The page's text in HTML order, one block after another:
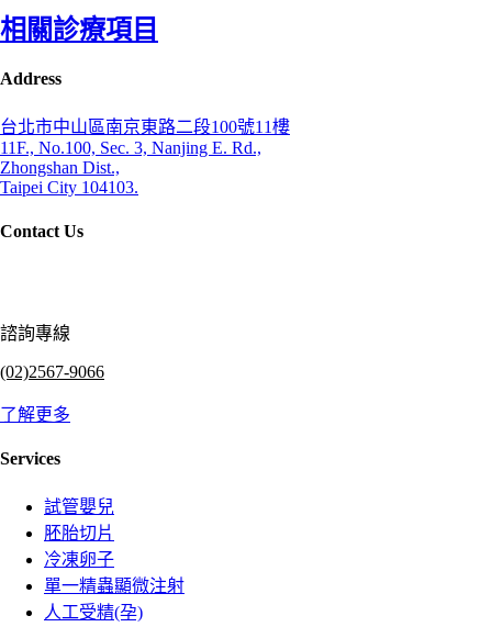
相關診療項目
Address
台北市中山區南京東路二段100號11樓
11F., No.100, Sec. 3, Nanjing E. Rd.,
Zhongshan Dist.,
Taipei City 104103.
Contact Us
諮詢專線
(02)2567-9066
了解更多
Services
試管嬰兒
胚胎切片
冷凍卵子
單一精蟲顯微注射
人工受精(孕)